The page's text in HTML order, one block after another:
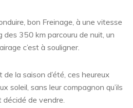
bon Freinage, à une vitesse
350 km parcouru de nuit, un
c’est à souligner.
la saison d’été, ces heureux
soleil, sans leur compagnon qu’ils
de vendre.